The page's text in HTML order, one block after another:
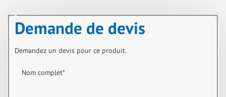
Demande de devis
Demandez un devis pour ce produit.
Nom complet*